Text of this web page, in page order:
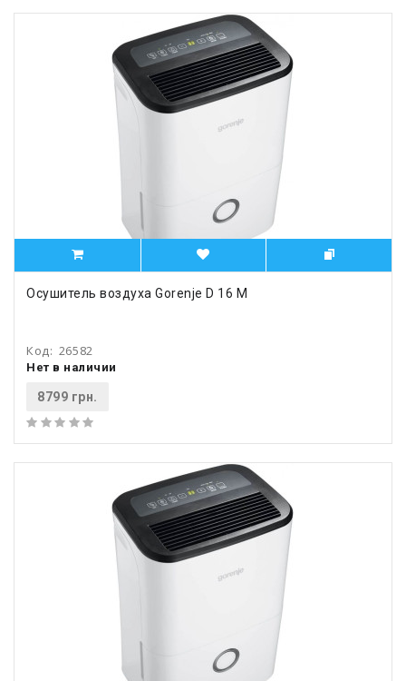
Осушитель воздуха Gorenje D 16 M
Код: 26582
Нет в наличии
8799 грн.